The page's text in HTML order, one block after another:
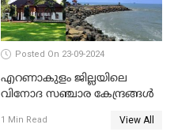
Posted On 23-09-2024
എറണാകുളം ജില്ലയിലെ
വിനോദ സഞ്ചാര കേന്ദ്രങ്ങൾ
1 Min Read View All